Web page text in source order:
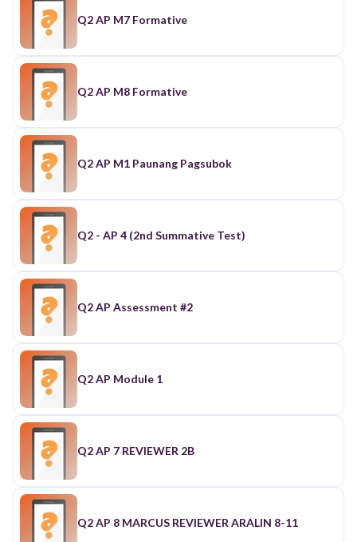
Q2 AP M7 Formative
Q2 AP M8 Formative
Q2 AP M1 Paunang Pagsubok
Q2 - AP 4 (2nd Summative Test)
Q2 AP Assessment #2
Q2 AP Module 1
Q2 AP 7 REVIEWER 2B
Q2 AP 8 MARCUS REVIEWER ARALIN 8-11